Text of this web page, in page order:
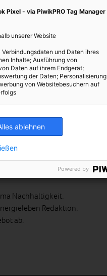
Nachhaltigkeit.
Redaktion.
ab.
Pixel - via PiwikPRO Tag Manager
unserer Website
Verbindungsdaten und Daten ihres
Inhalte; Ausführung von
Daten auf ihrem Endgerät;
der Daten; Personalisierung
von Websitebesuchern auf
ablehnen
Powered by